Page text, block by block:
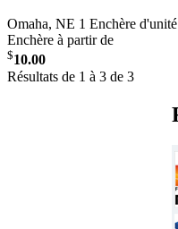
Omaha, NE 1 Enchère
Enchère à partir de
$10.00
Résultats de 1 à 3 de 3